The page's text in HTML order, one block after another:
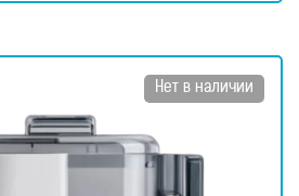
Нет в наличии